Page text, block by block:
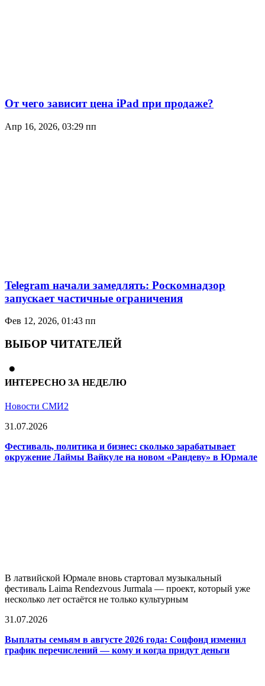
От чего зависит цена iPad при продаже?
Апр 16, 2026, 03:29 пп
Telegram начали замедлять: Роскомнадзор
запускает частичные ограничения
Фев 12, 2026, 01:43 пп
ВЫБОР ЧИТАТЕЛЕЙ
ИНТЕРЕСНО ЗА НЕДЕЛЮ
Новости СМИ2
31.07.2026
Фестиваль, политика и бизнес: сколько зарабатывает
окружение Лаймы Вайкуле на новом «Рандеву» в Юрмале
В латвийской Юрмале вновь стартовал музыкальный
фестиваль Laima Rendezvous Jurmala — проект, который уже
несколько лет остаётся не только культурным
31.07.2026
Выплаты семьям в августе 2026 года: Соцфонд изменил
график перечислений — кому и когда придут деньги